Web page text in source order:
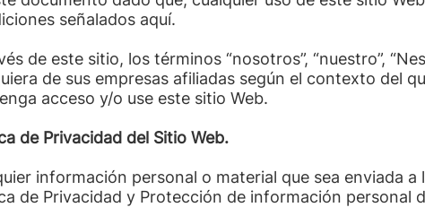
señalados aquí.
de este sitio, los términos “nosotros”, “nuestro”,
de sus empresas afiliadas según el contexto del
acceso y/o use este sitio Web.
de Privacidad del Sitio Web.
información personal o material que sea enviada
de Privacidad y Protección de información personal